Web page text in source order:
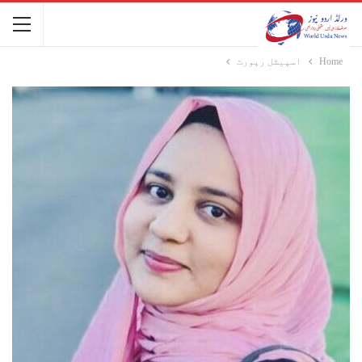
Home اسپیشل رپورٹ